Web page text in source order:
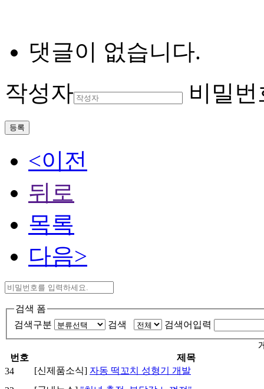
댓글이 없습니다.
작성자
비밀번
등록
<이전
뒤로
목록
다음>
검색 폼
검색구분
검색 검색어입력
번호
제목
34
[신제품소식] 자동 떡꼬치 성형기 개발